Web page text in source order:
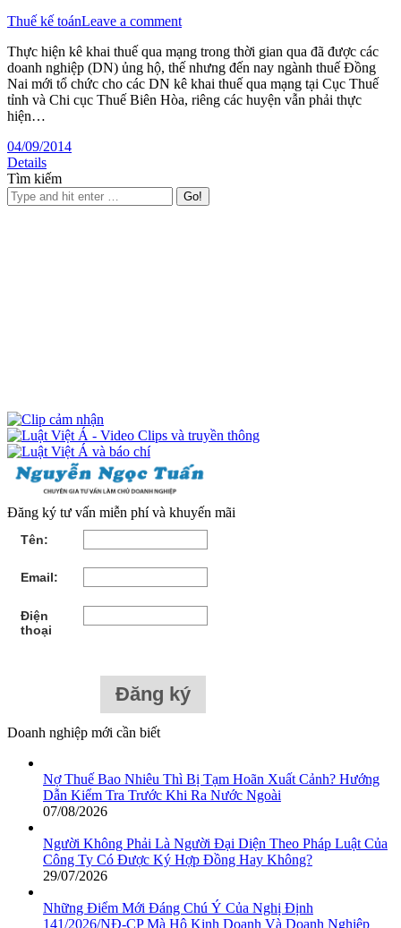
Thuế kế toánLeave a comment
Thực hiện kê khai thuế qua mạng trong thời gian qua đã được các
doanh nghiệp (DN) ủng hộ, thế nhưng đến nay ngành thuế Đồng
Nai mới tổ chức cho các DN kê khai thuế qua mạng tại Cục Thuế
tỉnh và Chi cục Thuế Biên Hòa, riêng các huyện vẫn phải thực
hiện…
04/09/2014
Details
Tìm kiếm
Đăng ký tư vấn miễn phí và khuyến mãi
Tên:
Email:
Điện
thoại
Doanh nghiệp mới cần biết
Nợ Thuế Bao Nhiêu Thì Bị Tạm Hoãn Xuất Cảnh? Hướng
Dẫn Kiểm Tra Trước Khi Ra Nước Ngoài
07/08/2026
Người Không Phải Là Người Đại Diện Theo Pháp Luật Của
Công Ty Có Được Ký Hợp Đồng Hay Không?
29/07/2026
Những Điểm Mới Đáng Chú Ý Của Nghị Định
141/2026/NĐ-CP Mà Hộ Kinh Doanh Và Doanh Nghiệp